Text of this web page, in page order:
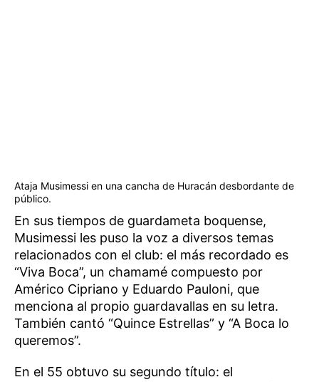
Ataja Musimessi en una cancha de Huracán desbordante de
público.
En sus tiempos de guardameta boquense,
Musimessi les puso la voz a diversos temas
relacionados con el club: el más recordado es
“Viva Boca”, un chamamé compuesto por
Américo Cipriano y Eduardo Pauloni, que
menciona al propio guardavallas en su letra.
También cantó “Quince Estrellas” y “A Boca lo
queremos”.
En el 55 obtuvo su segundo título: el